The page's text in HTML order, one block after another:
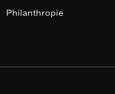
Philanthropie